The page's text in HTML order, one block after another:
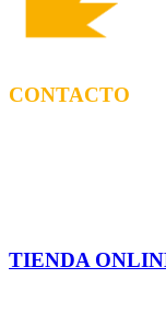
CONTACTO
TIENDA